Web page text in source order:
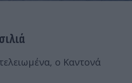
ο Καντονά